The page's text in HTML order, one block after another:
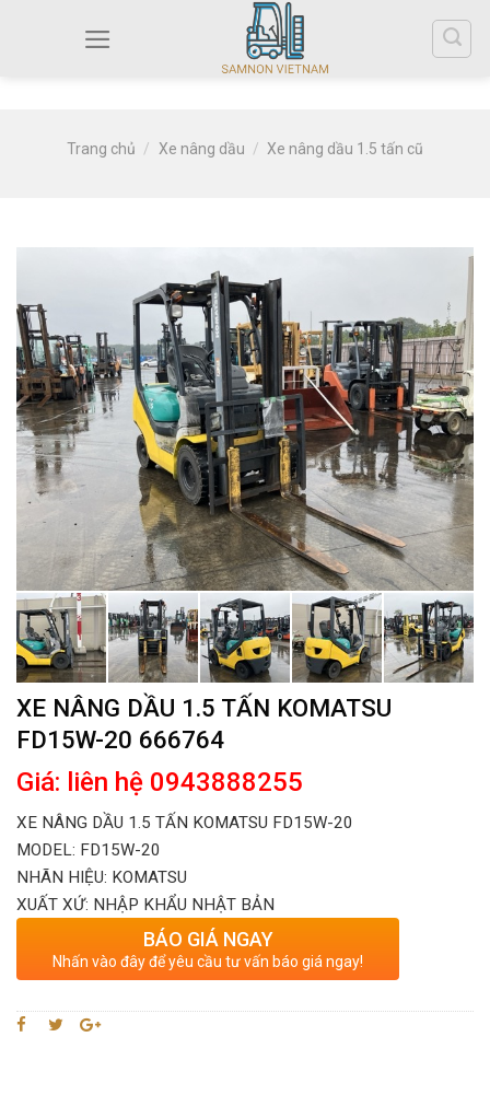
Trang chủ / Xe nâng dầu / Xe nâng dầu 1.5 tấn cũ
XE NÂNG DẦU 1.5 TẤN KOMATSU
FD15W-20 666764
Giá: liên hệ 0943888255
XE NÂNG DẦU 1.5 TẤN KOMATSU FD15W-20
MODEL: FD15W-20
NHÃN HIỆU: KOMATSU
XUẤT XỨ: NHẬP KHẨU NHẬT BẢN
BÁO GIÁ NGAY
Nhấn vào đây để yêu cầu tư vấn báo giá ngay!